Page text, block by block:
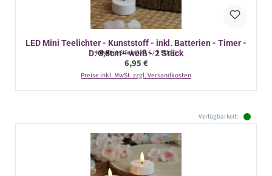
LED Mini Teelichter - Kunststoff - inkl. Batterien - Timer -
D: 3,8cm - weiß - 2 Stück
Inhalt:2 Stück(3,48 € / 1 Stück)
Regulärer Preis:
6,95 €
Preise inkl. MwSt. zzgl. Versandkosten
Verfügbarkeit: